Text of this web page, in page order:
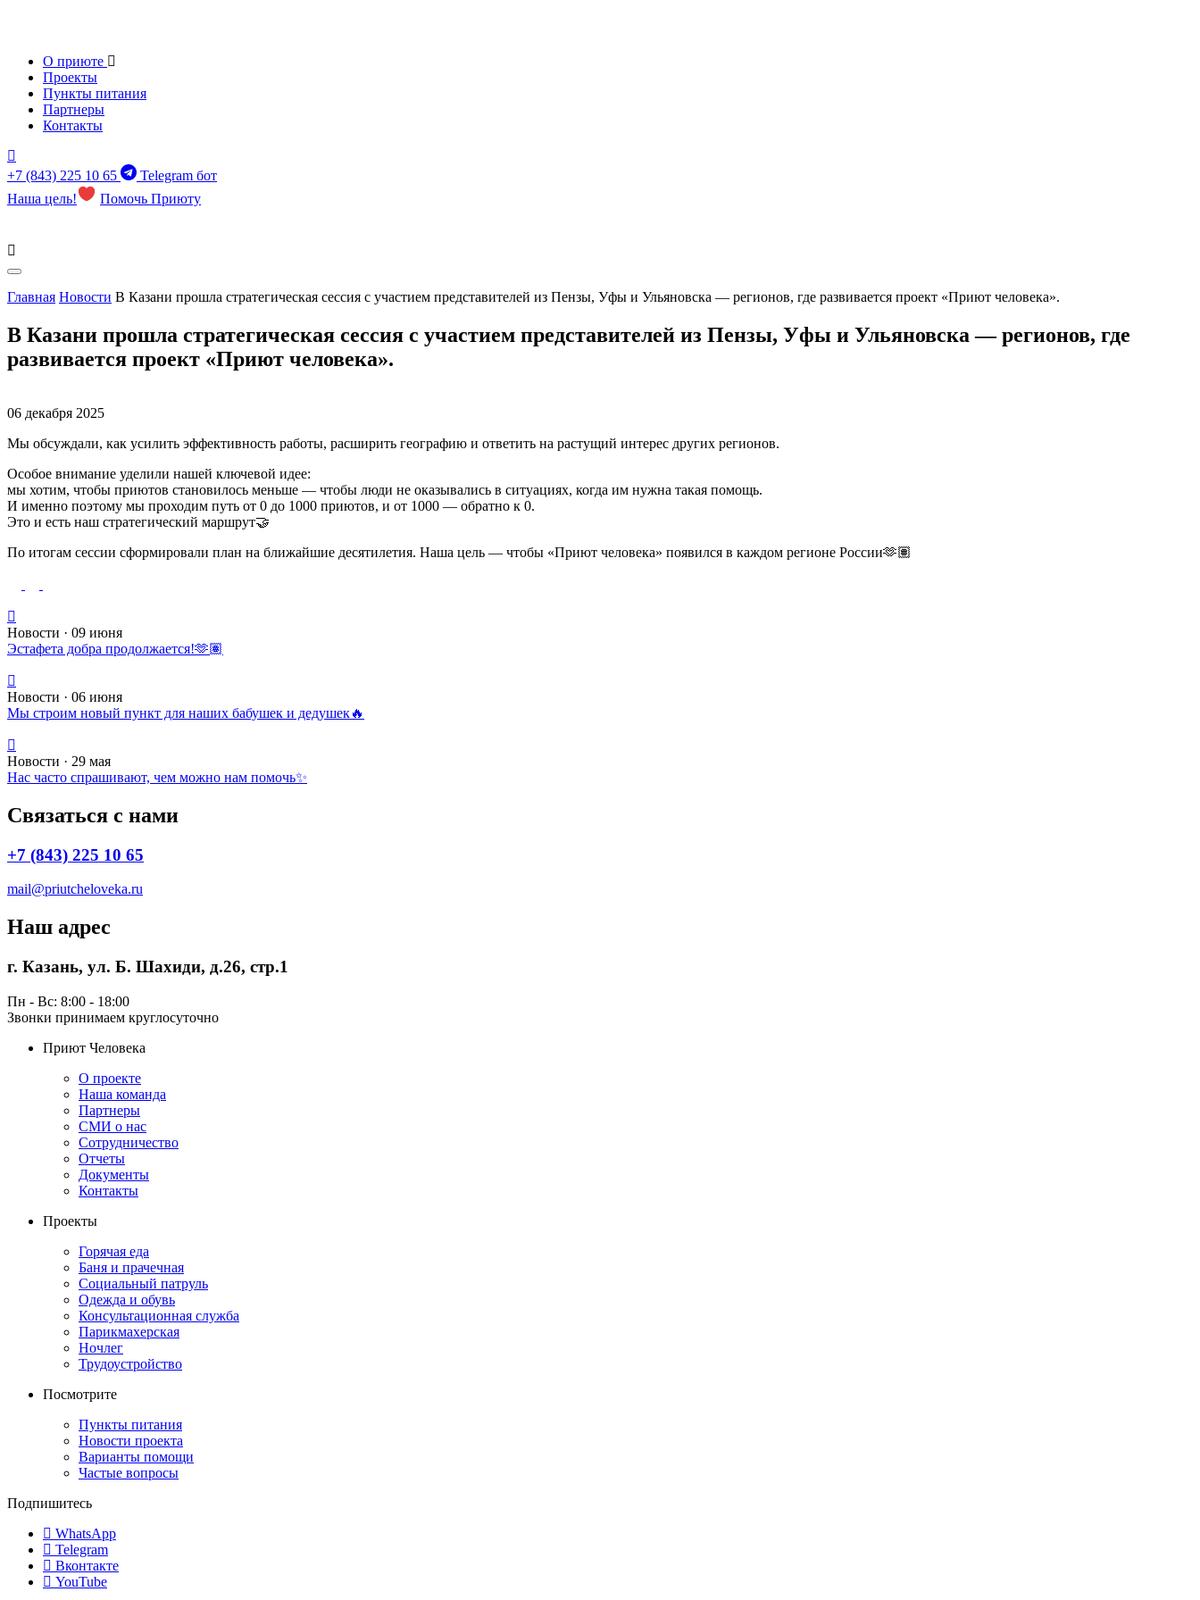
О приюте
Проекты
Пункты питания
Партнеры
Контакты
+7 (843) 225 10 65
Telegram бот
Наша цель!
Помочь Приюту
Главная Новости В Казани прошла стратегическая сессия с участием представителей из Пензы, Уфы и Ульяновска — регионов, где развивается проект «Приют человека».
В Казани прошла стратегическая сессия с участием представителей из Пензы, Уфы и Ульяновска — регионов, где
развивается проект «Приют человека».
06 декабря 2025
Мы обсуждали, как усилить эффективность работы, расширить географию и ответить на растущий интерес других регионов.
Особое внимание уделили нашей ключевой идее:
мы хотим, чтобы приютов становилось меньше — чтобы люди не оказывались в ситуациях, когда им нужна такая помощь.
И именно поэтому мы проходим путь от 0 до 1000 приютов, и от 1000 — обратно к 0.
Это и есть наш стратегический маршрут🤝
По итогам сессии сформировали план на ближайшие десятилетия. Наша цель — чтобы «Приют человека» появился в каждом регионе России🫶🏽
Новости · 09 июня
Эстафета добра продолжается!🫶🏽
Новости · 06 июня
Мы строим новый пункт для наших бабушек и дедушек🔥
Новости · 29 мая
Нас часто спрашивают, чем можно нам помочь✨
Связаться с нами
+7 (843) 225 10 65
mail@priutcheloveka.ru
Наш адрес
г. Казань, ул. Б. Шахиди, д.26, стр.1
Пн - Вс: 8:00 - 18:00
Звонки принимаем круглосуточно
Приют Человека
О проекте
Наша команда
Партнеры
СМИ о нас
Сотрудничество
Отчеты
Документы
Контакты
Проекты
Горячая еда
Баня и прачечная
Социальный патруль
Одежда и обувь
Консультационная служба
Парикмахерская
Ночлег
Трудоустройство
Посмотрите
Пункты питания
Новости проекта
Варианты помощи
Частые вопросы
Подпишитесь
WhatsApp
Telegram
Вконтакте
YouTube